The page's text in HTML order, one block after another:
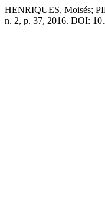
HENRIQUES, Moisés;
n. 2, p. 37, 2016. DOI: